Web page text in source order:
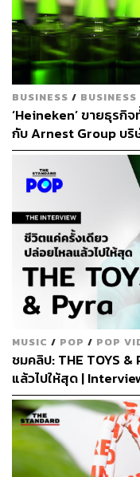
BUSINESS / BUSINESS
‘Heineken’ ขายธุรกิ
กับ Arnest Group บริ
ประมาณ 1 ดอลลาร์
MUSIC / POP / POP
ชมคลิป: THE TOYS
แล้วไปให้สุด |